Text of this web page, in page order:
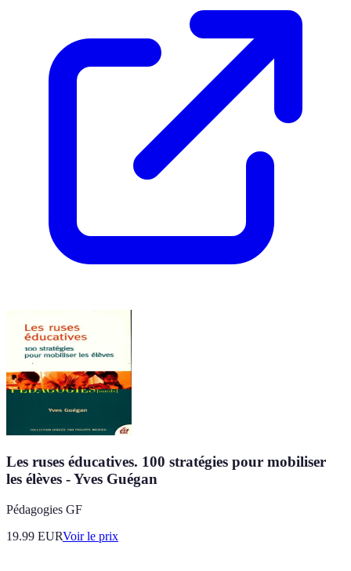
Les ruses éducatives. 100 stratégies pour mobiliser
les élèves - Yves Guégan
Pédagogies GF
19.99 EURVoir le prix